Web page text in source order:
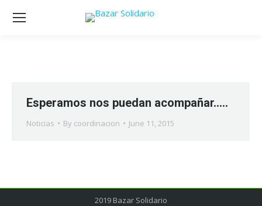
Esperamos nos puedan acompañar…..
Noticias By coordinacion June 11, 2015
2019 Bazar Solidario